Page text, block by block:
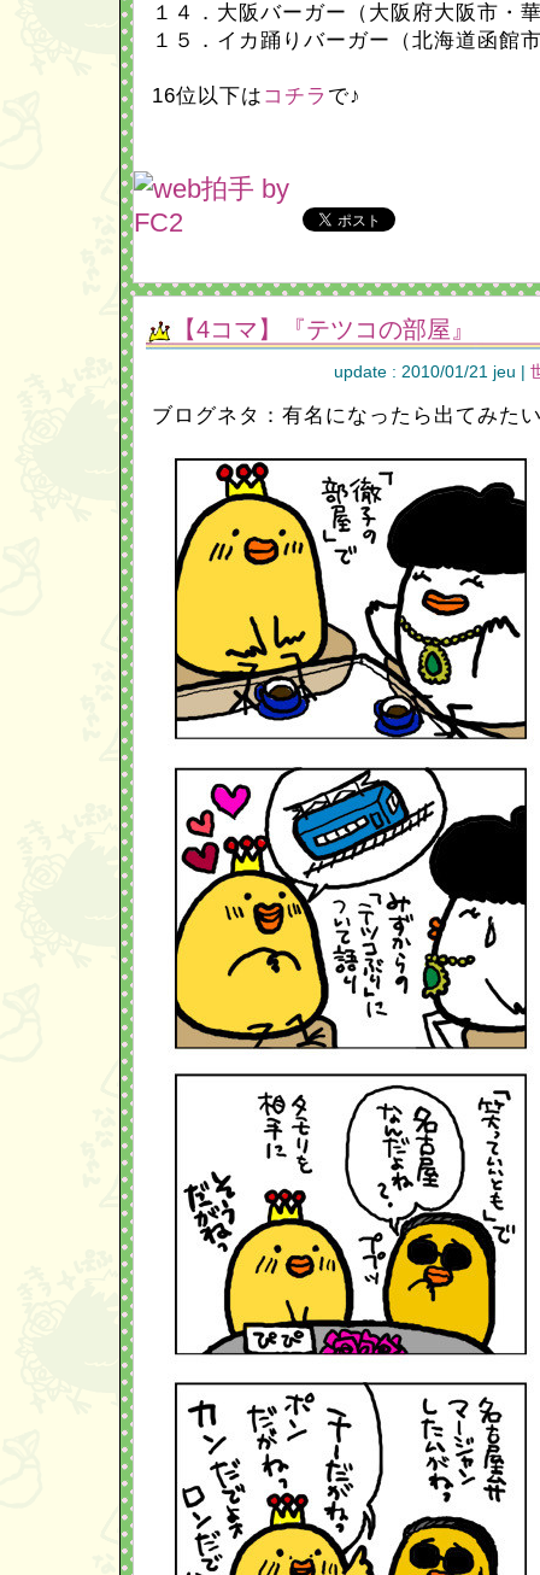
１４．大阪バーガー（大阪府大阪市・
１５．イカ踊りバーガー（北海道函館
16位以下は コチラ で♪
【4コマ】『テツコの部屋』
update : 2010/01/21 jeu |
ブログネタ：有名になったら出てみた